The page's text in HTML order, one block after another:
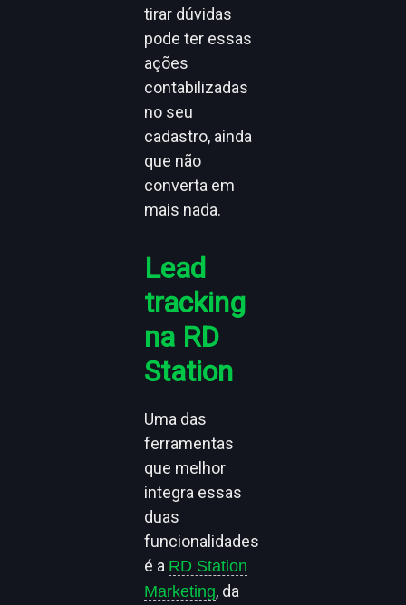
tirar dúvidas
pode ter essas
ações
contabilizadas
no seu
cadastro, ainda
que não
converta em
mais nada.
Lead
tracking
na RD
Station
Uma das
ferramentas
que melhor
integra essas
duas
funcionalidades
é a RD Station
Marketing, da